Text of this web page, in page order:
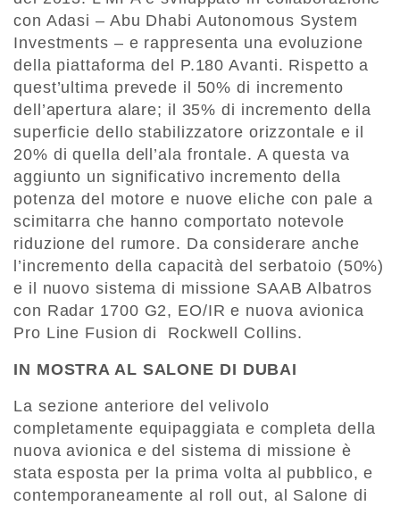
con Adasi – Abu Dhabi Autonomous System
Investments – e rappresenta una evoluzione
della piattaforma del P.180 Avanti. Rispetto a
quest’ultima prevede il 50% di incremento
dell’apertura alare; il 35% di incremento della
superficie dello stabilizzatore orizzontale e il
20% di quella dell’ala frontale. A questa va
aggiunto un significativo incremento della
potenza del motore e nuove eliche con pale a
scimitarra che hanno comportato notevole
riduzione del rumore. Da considerare anche
l’incremento della capacità del serbatoio (50%)
e il nuovo sistema di missione SAAB Albatros
con Radar 1700 G2, EO/IR e nuova avionica
Pro Line Fusion di Rockwell Collins.
IN MOSTRA AL SALONE DI DUBAI
La sezione anteriore del velivolo
completamente equipaggiata e completa della
nuova avionica e del sistema di missione è
stata esposta per la prima volta al pubblico, e
contemporaneamente al roll out, al Salone di